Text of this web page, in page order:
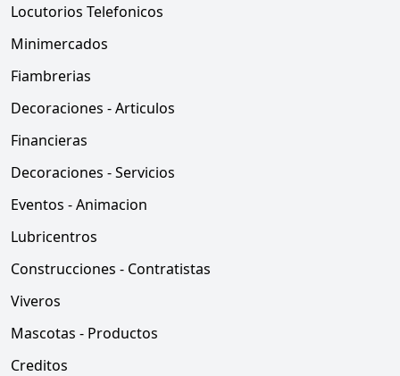
Locutorios Telefonicos
Minimercados
Fiambrerias
Decoraciones - Articulos
Financieras
Decoraciones - Servicios
Eventos - Animacion
Lubricentros
Construcciones - Contratistas
Viveros
Mascotas - Productos
Creditos